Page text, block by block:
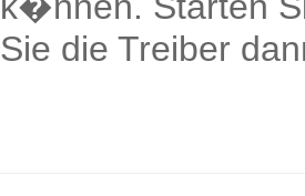
Sie die Treiber